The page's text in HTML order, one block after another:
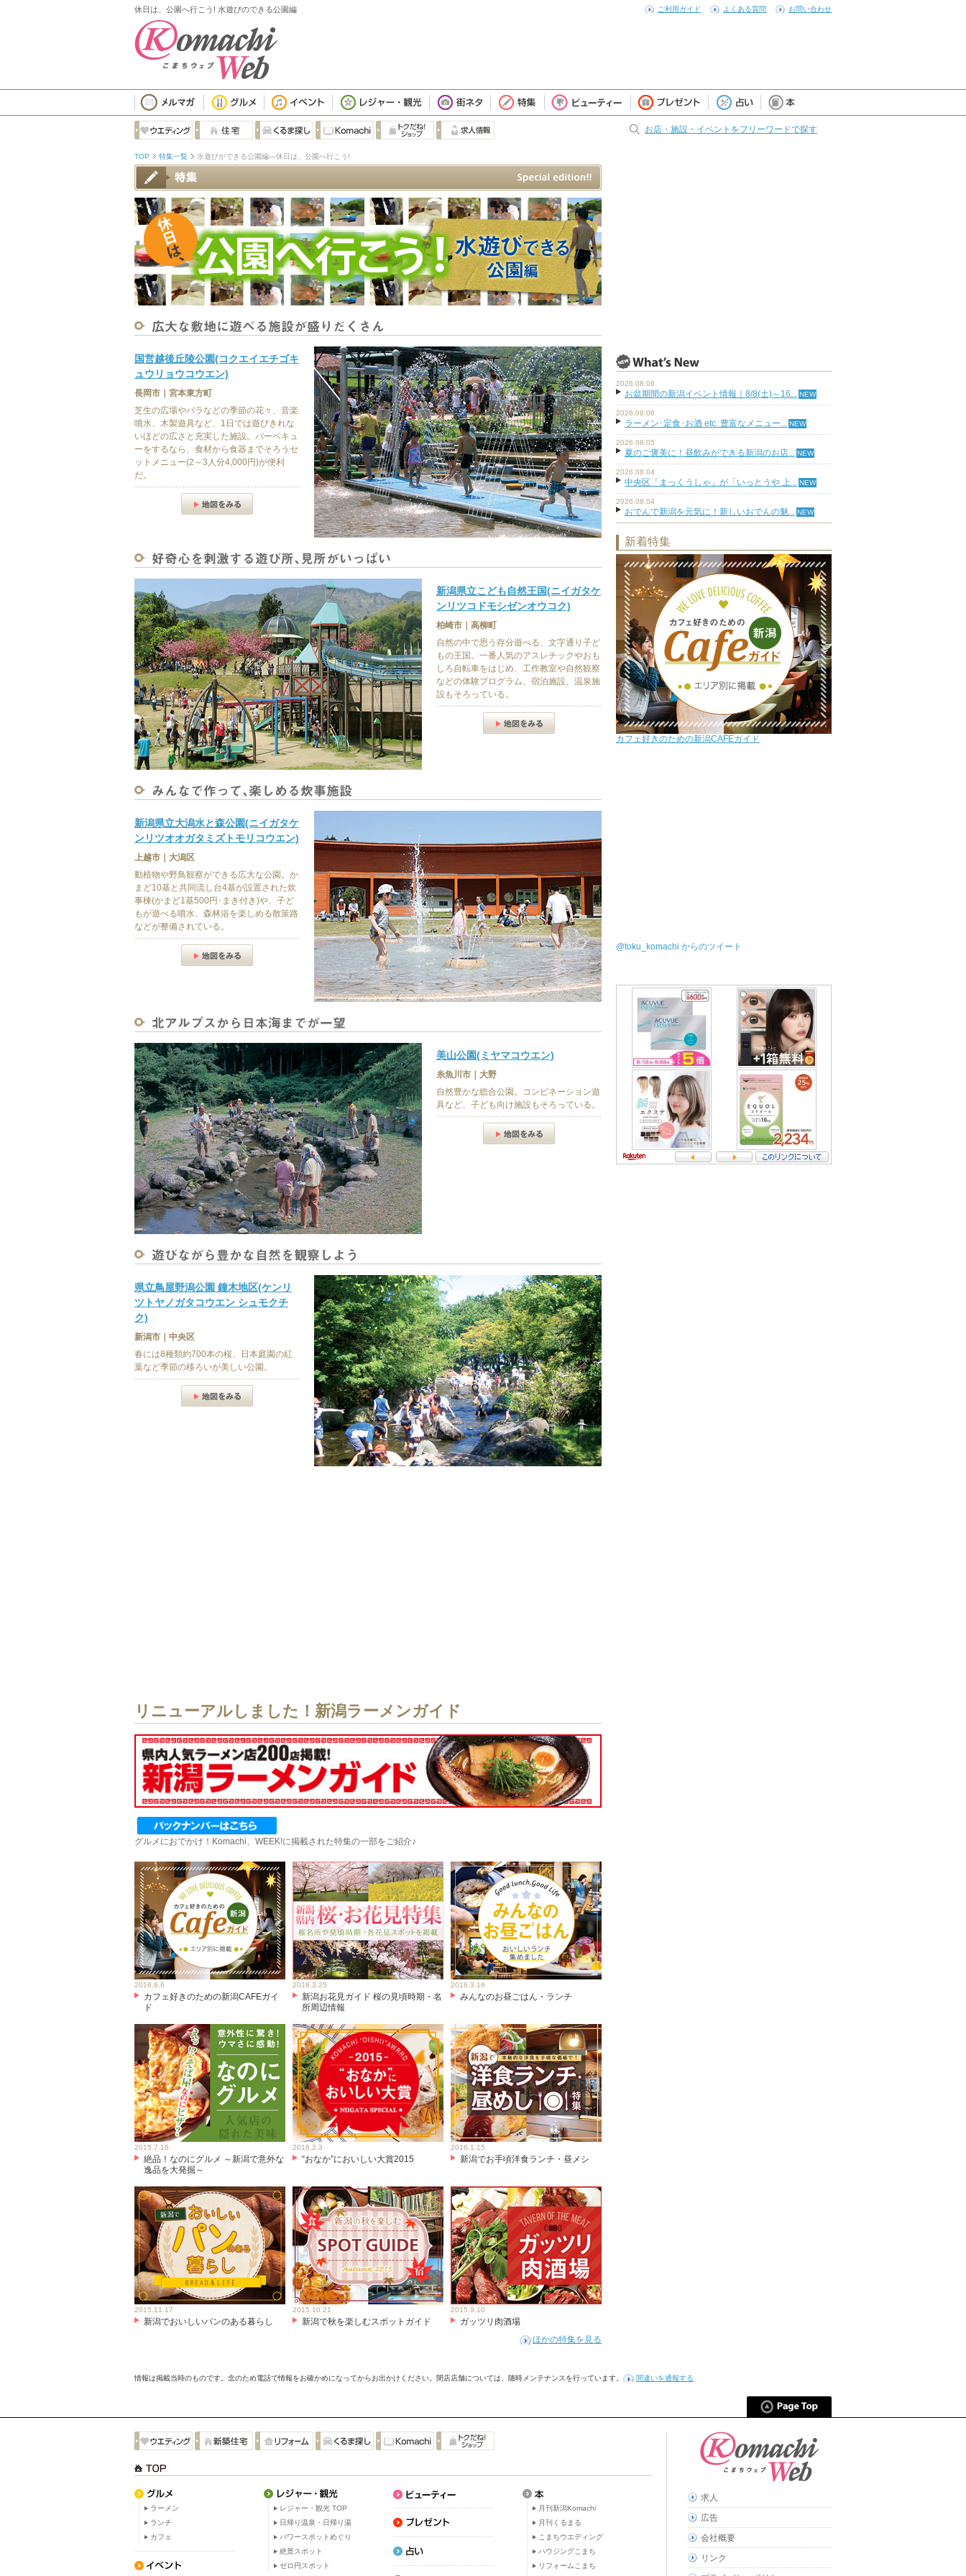
休日は、公園へ行こう! 水遊びのできる公園編 ご利用ガイド よくある質問 お問い合わせ
お店・施設・イベントをフリーワードで探す
TOP 特集一覧 水遊びができる公園編―休日は、公園へ行こう!
国営越後丘陵公園(コクエイエチゴキ
ュウリョウコウエン)
長岡市｜宮本東方町
芝生の広場やバラなどの季節の花々、音楽
噴水、木製遊具など、1日では遊びきれな
いほどの広さと充実した施設。バーベキュ
ーをするなら、食材から食器までそろうセ
ットメニュー(2～3人分4,000円)が便利
だ。
新潟県立こども自然王国(ニイガタケ
ンリツコドモシゼンオウコク)
柏崎市｜高柳町
自然の中で思う存分遊べる、文字通り子ど
もの王国。一番人気のアスレチックやおも
しろ自転車をはじめ、工作教室や自然観察
などの体験プログラム、宿泊施設、温泉施
設もそろっている。
新潟県立大潟水と森公園(ニイガタケ
ンリツオオガタミズトモリコウエン)
上越市｜大潟区
動植物や野鳥観察ができる広大な公園。か
まど10基と共同流し台4基が設置された炊
事棟(かまど1基500円･まき付き)や、子ど
もが遊べる噴水、森林浴を楽しめる散策路
などが整備されている。
美山公園(ミヤマコウエン)
糸魚川市｜大野
自然豊かな総合公園。コンビネーション遊
具など、子ども向け施設もそろっている。
県立鳥屋野潟公園 鐘木地区(ケンリ
ツトヤノガタコウエン シュモクチ
ク)
新潟市｜中央区
春には8種類約700本の桜、日本庭園の紅
葉など季節の移ろいが美しい公園。
リニューアルしました！新潟ラーメンガイド
グルメにおでかけ！Komachi、WEEK!に掲載された特集の一部をご紹介♪
2016.6.6
カフェ好きのための新潟CAFEガイ
ド
2016.3.25
新潟お花見ガイド 桜の見頃時期・名
所周辺情報
2016.3.16
みんなのお昼ごはん・ランチ
2015.7.16
絶品！なのにグルメ ～新潟で意外な
逸品を大発掘～
2016.2.3
“おなか”においしい大賞2015
2016.1.15
新潟でお手頃洋食ランチ・昼メシ
2015.11.17
新潟でおいしいパンのある暮らし
2015.10.21
新潟で秋を楽しむスポットガイド
2015.9.10
ガッツリ肉酒場
ほかの特集を見る
2026.08.06
お盆期間の新潟イベント情報｜8/8(土)～16...
2026.08.06
ラーメン･定食･お酒 etc. 豊富なメニュー...
2026.08.05
夏のご褒美に！昼飲みができる新潟のお店...
2026.08.04
中央区「まっくうしゃ」が「いっとうや 上...
2026.08.04
おでんで新潟を元気に！新しいおでんの魅...
新着特集
カフェ好きのための新潟CAFEガイド
@toku_komachi からのツイート
情報は掲載当時のものです。念のため電話で情報をお確かめになってからお出かけください。閉店店舗については、随時メンテナンスを行っています。 間違いを通報する
ラーメン
ランチ
カフェ
レジャー・観光 TOP
日帰り温泉・日帰り湯
パワースポットめぐり
絶景スポット
ゼロ円スポット
月刊新潟Komachi
月刊くるまる
こまちウエディング
ハウジングこまち
リフォームこまち
求人
広告
会社概要
リンク